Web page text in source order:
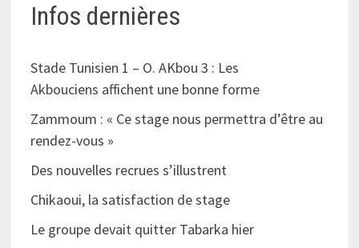
Infos dernières
Stade Tunisien 1 – O. AKbou 3 : Les
Akbouciens affichent une bonne forme
Zammoum : « Ce stage nous permettra d’être au
rendez-vous »
Des nouvelles recrues s’illustrent
Chikaoui, la satisfaction de stage
Le groupe devait quitter Tabarka hier